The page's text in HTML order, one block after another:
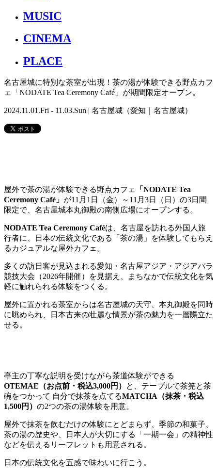
MUSIC
CINEMA
PLACE
名古屋城に特別な茶室が出現！茶の湯が体験できる野点カフ
ェ「NODATE Tea Ceremony Café」が期間限定オープン。
2024.11.01.Fri - 11.03.Sun | 名古屋城（愛知｜名古屋城）
屋外で茶の湯が体験できる野点カフェ
「NODATE Tea
Ceremony Café」 が11月1日（金）～11月3日（日）の3日間
限定で、名古屋城本丸御殿の南側広場にオープンする。
NODATE Tea Ceremony Caféは、名古屋を訪れる外国人旅
行者に、日本の伝統文化である「茶の湯」を体験してもらえ
るカジュアルな屋外カフェ。
多くの訪日客が見込まれる愛知・名古屋アジア・アジアパラ
競技大会（2026年開催）を見据え、まちなかで伝統文化を気
軽に触れられる体験をつくる。
屋外に置かれる茶室からは名古屋城の天守、本丸御殿を同時
に眺められ、日本古来の壮麗な情景が茶の魅力を一層際立た
せる。
亭主の丁寧な説明を受けながら茶道体験ができる
OTEMAE（お点前・税込3,000円）
と、テーブルで茶筅と茶
碗をつかって 自分で抹茶を点てるMATCHA（抹茶・税込
1,500円） の2つの茶の湯体験を用意。
屋外で抹茶を飲むだけの体験にとどまらず、季節の和菓子、
茶の湯の歴史や、日本人が大切にする「一期一会」の精神性
などを伝えるリーフレットも用意される。
日本の伝統文化を五感で味わいに行こう。